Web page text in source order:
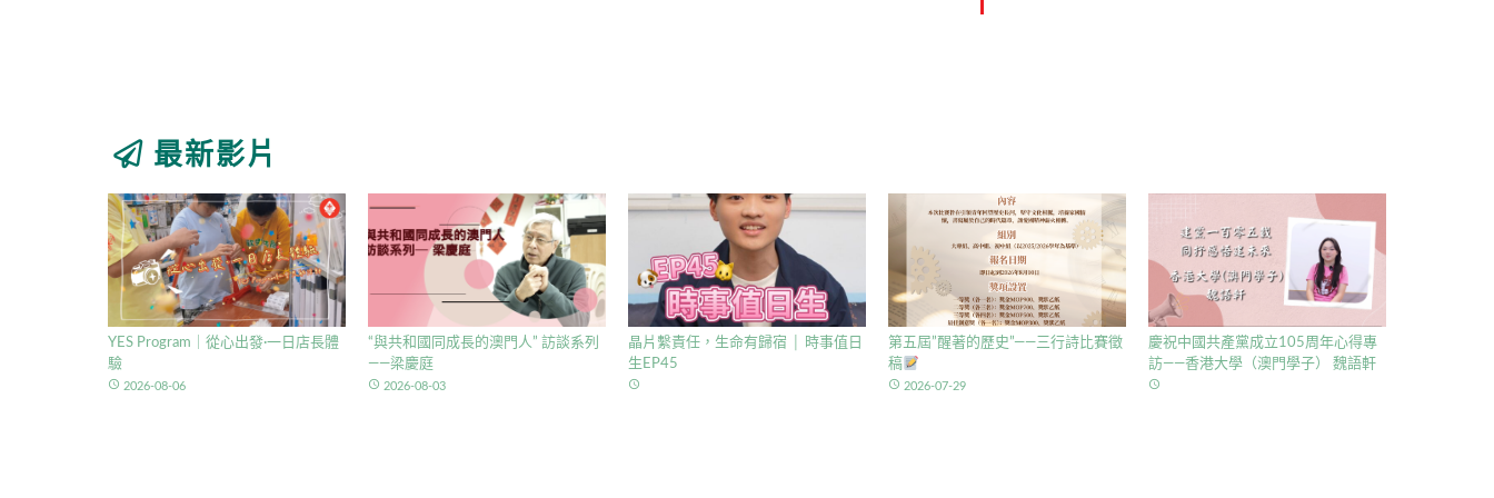
最新影片
YES Program｜從心出發·一日店長體
驗
access_time 2026-08-06
“與共和國同成長的澳門人” 訪談系列
——梁慶庭
access_time 2026-08-03
晶片繫責任，生命有歸宿 │ 時事值日
生EP45
access_time
第五屆”醒著的歷史”——三行詩比賽徵
稿
access_time 2026-07-29
慶祝中國共產黨成立105周年心得專
訪——香港大學（澳門學子） 魏語軒
access_time